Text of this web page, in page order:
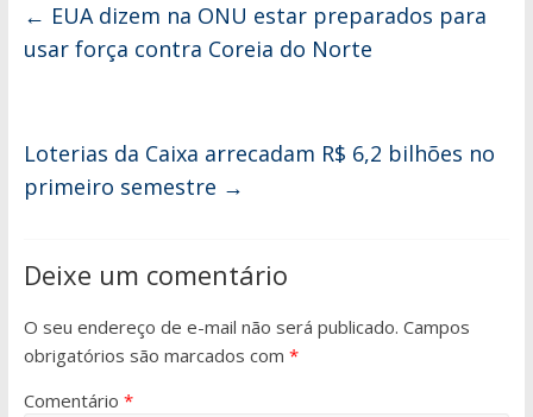
← EUA dizem na ONU estar preparados para
usar força contra Coreia do Norte
Loterias da Caixa arrecadam R$ 6,2 bilhões no
primeiro semestre →
Deixe um comentário
O seu endereço de e-mail não será publicado. Campos
obrigatórios são marcados com *
Comentário *